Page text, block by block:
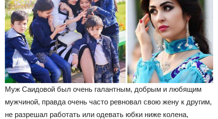
Муж Саидовой был очень галантным, добрым и любящим
мужчиной, правда очень часто ревновал свою жену к другим,
не разрешал работать или одевать юбки ниже колена,